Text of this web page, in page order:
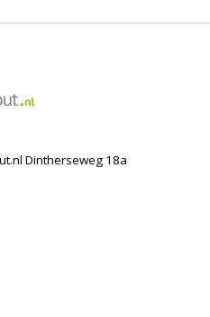
Dintherseweg 18a